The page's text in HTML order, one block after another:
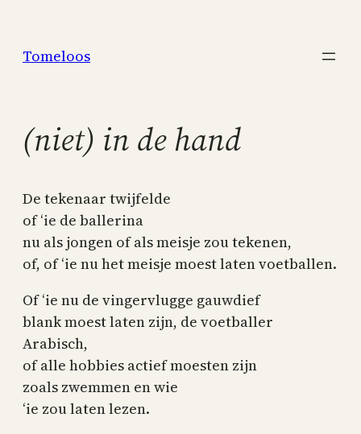
content
Tomeloos
(niet) in de hand
De tekenaar twijfelde
of ‘ie de ballerina
nu als jongen of als meisje zou tekenen,
of, of ‘ie nu het meisje moest laten voetballen.
Of ‘ie nu de vingervlugge gauwdief
blank moest laten zijn, de voetballer
Arabisch,
of alle hobbies actief moesten zijn
zoals zwemmen en wie
‘ie zou laten lezen.